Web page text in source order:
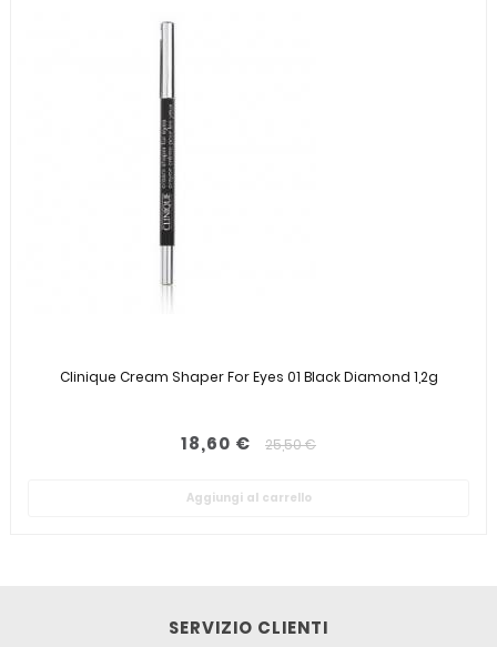
Clinique Cream Shaper For Eyes 01 Black Diamond 1,2g
18,60 € 25,50 €
Aggiungi al carrello
SERVIZIO CLIENTI